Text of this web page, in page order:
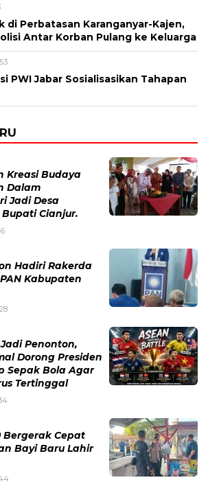
di Perbatasan Karanganyar-Kajen,
Antar Korban Pulang ke Keluarga
PWI Jabar Sosialisasikan Tahapan
Kreasi Budaya
Dalam
Jadi Desa
Cianjur.
Hadiri Rakerda
Kabupaten
Penonton,
Dorong Presiden
Sepak Bola Agar
Tertinggal
Bergerak Cepat
Bayi Baru Lahir